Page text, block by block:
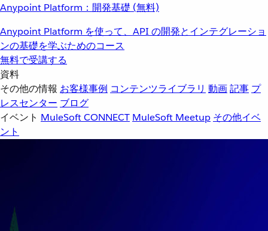
Anypoint Platform：開発基礎 (無料)
Anypoint Platform を使って、API の開発とインテグレーショ
ンの基礎を学ぶためのコース
無料で受講する
資料
その他の情報 お客様事例 コンテンツライブラリ 動画記事 プ
レスセンター ブログ
イベント MuleSoft CONNECT MuleSoft Meetup その他イベ
ント